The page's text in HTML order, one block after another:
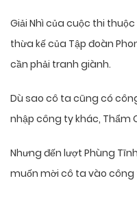
Giải Nhì của cuộc thi
thừa kế của Tập đoàn
cần phải tranh giành.
Dù sao cô ta cũng có
nhập công ty khác, Thẩm
Nhưng đến lượt Phùng
muốn mời cô ta vào công